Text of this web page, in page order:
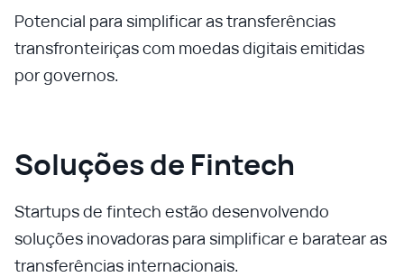
Potencial para simplificar as transferências
transfronteiriças com moedas digitais emitidas
por governos.
Soluções de Fintech
Startups de fintech estão desenvolvendo
soluções inovadoras para simplificar e baratear as
transferências internacionais.